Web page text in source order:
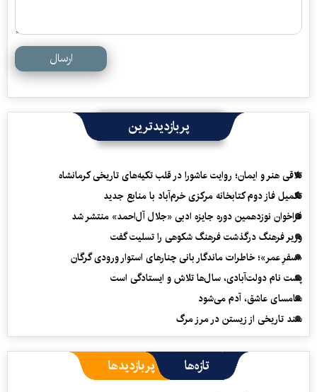
ارسال
پربازدیدترین
تلاقی هنر و ایمان؛ روایت عاشورا در قلب تکیه‌های تاریخی کرمانشاه
تکمیل فاز دوم کتابخانه مرکزی خرم‌آباد با منابع جدید
فراخوان نوزدهمین دوره جایزه ادبی «جلال آل‌احمد» منتشر شد
وزیر فرهنگ درگذشت فرهنگ شکوهی را تسلیت گفت
«سفرِ عمر»؛ خاطرات ماندگار بانی چنارهای استوار ورودی گرگان
پشت نام دولت‌آبادی، سال‌ها تلاش و ایستادگی است
سامسای عاشق، آدم می‌شود
سند تاریخی از زیستن در مرز مرگ
تازه‌ها پربازدیدها